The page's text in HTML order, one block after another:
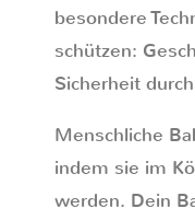
besondere
schützen:
Sicherheit
Menschliche
indem sie im
werden. Dein